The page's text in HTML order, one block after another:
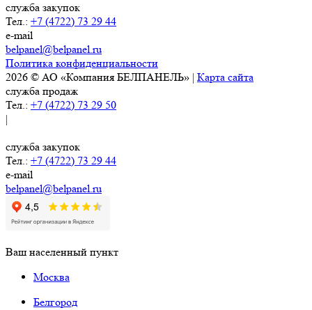
служба закупок
Тел.: +7 (4722) 73 29 44
e-mail
belpanel@belpanel.ru
Политика конфиденциальности
2026 © АО «Компания БЕЛПАНЕЛЬ» | Карта сайта
служба продаж
Тел.: +7 (4722) 73 29 50
|
служба закупок
Тел.: +7 (4722) 73 29 44
e-mail
belpanel@belpanel.ru
Ваш населенный пункт
Москва
Белгород